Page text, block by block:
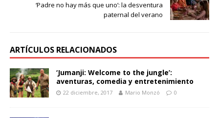
‘Padre no hay más que uno’: la desventura
paternal del verano
ARTÍCULOS RELACIONADOS
‘Jumanji: Welcome to the jungle’:
aventuras, comedia y entretenimiento
22 diciembre, 2017 Mario Monzó 0